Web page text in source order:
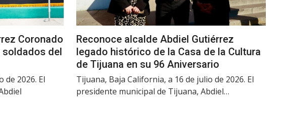
Coronado
soldados del
de 2026. El
Reconoce alcalde Abdiel Gutiérrez
legado histórico de la Casa de la Cultura
de Tijuana en su 96 Aniversario
Tijuana, Baja California, a 16 de julio de 2026. El
presidente municipal de Tijuana, Abdiel…